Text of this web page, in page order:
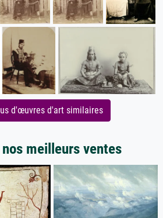
d'œuvres d'art similaires
meilleurs ventes